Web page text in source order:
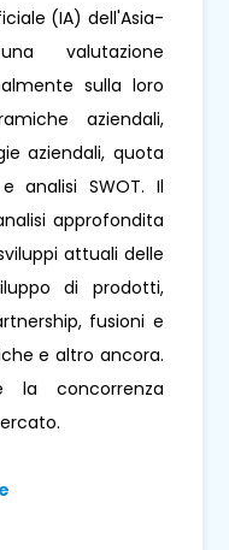
(IA) dell'Asia-
valutazione
sulla loro
aziendali,
aziendali, quota
analisi SWOT. Il
approfondita
attuali delle
di prodotti,
fusioni e
e altro ancora.
la concorrenza